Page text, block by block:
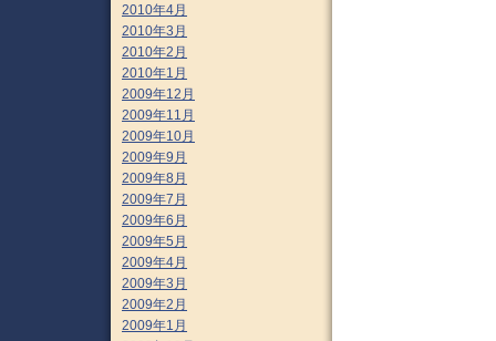
2010年4月
2010年3月
2010年2月
2010年1月
2009年12月
2009年11月
2009年10月
2009年9月
2009年8月
2009年7月
2009年6月
2009年5月
2009年4月
2009年3月
2009年2月
2009年1月